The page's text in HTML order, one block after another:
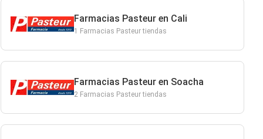
Farmacias Pasteur en Cali
1 Farmacias Pasteur tiendas
Farmacias Pasteur en Soacha
2 Farmacias Pasteur tiendas